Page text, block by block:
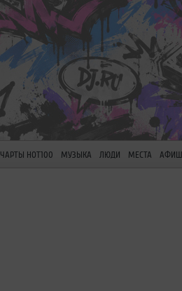
ЧАРТЫ HOT100 МУЗЫКА ЛЮДИ МЕСТА